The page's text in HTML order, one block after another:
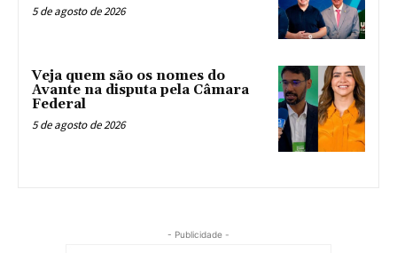
5 de agosto de 2026
Veja quem são os nomes do
Avante na disputa pela Câmara
Federal
5 de agosto de 2026
- Publicidade -